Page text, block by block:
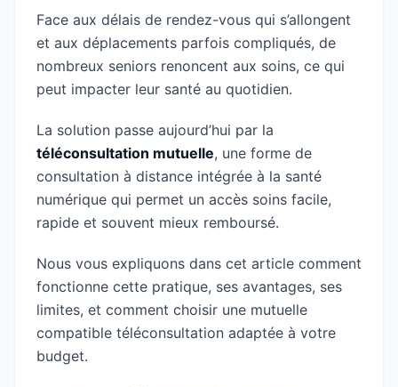
Face aux délais de rendez-vous qui s’allongent
et aux déplacements parfois compliqués, de
nombreux seniors renoncent aux soins, ce qui
peut impacter leur santé au quotidien.
La solution passe aujourd’hui par la
téléconsultation mutuelle, une forme de
consultation à distance intégrée à la santé
numérique qui permet un accès soins facile,
rapide et souvent mieux remboursé.
Nous vous expliquons dans cet article comment
fonctionne cette pratique, ses avantages, ses
limites, et comment choisir une mutuelle
compatible téléconsultation adaptée à votre
budget.